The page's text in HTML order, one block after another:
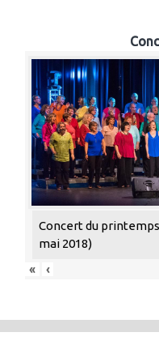
Concert du printemps
mai 2018)
«
‹